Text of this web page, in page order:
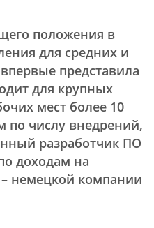
положения в
для средних и
представила
для крупных
мест более 10
по числу внедрений,
разработчик ПО
доходам на
немецкой компании